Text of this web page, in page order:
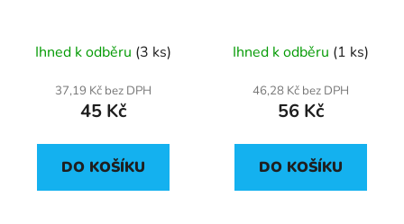
Ihned k odběru (3 ks)
37,19 Kč bez DPH
45 Kč
DO KOŠÍKU
Ihned k odběru (1 ks)
46,28 Kč bez DPH
56 Kč
DO KOŠÍKU